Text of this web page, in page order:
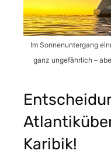
Im Sonnenuntergang
ganz ungefährlich –
Karibik!